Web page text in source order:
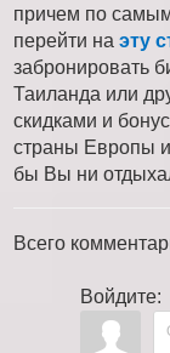
причем по
перейти на эту
забронировать
Таиланда или
скидками и
страны Европы
бы Вы ни
Всего
Войдите: